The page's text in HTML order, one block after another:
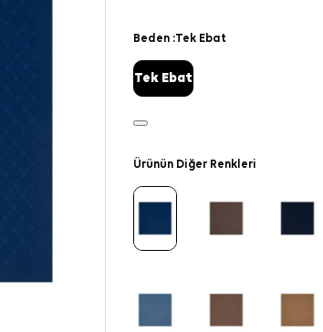
Beden :Tek Ebat
Tek Ebat
Ürünün Diğer Renkleri